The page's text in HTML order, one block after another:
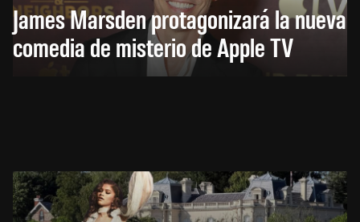
James Marsden protagonizará la nueva
comedia de misterio de Apple TV